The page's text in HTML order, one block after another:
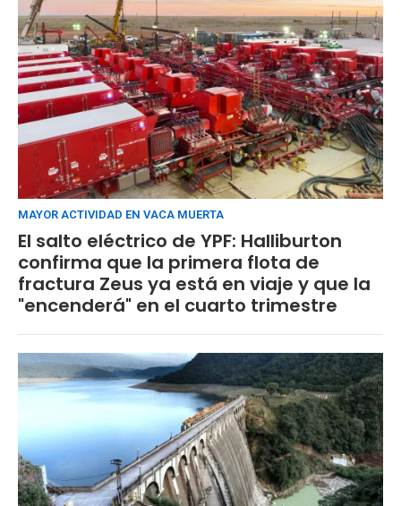
MAYOR ACTIVIDAD EN VACA MUERTA
El salto eléctrico de YPF: Halliburton
confirma que la primera flota de
fractura Zeus ya está en viaje y que la
"encenderá" en el cuarto trimestre